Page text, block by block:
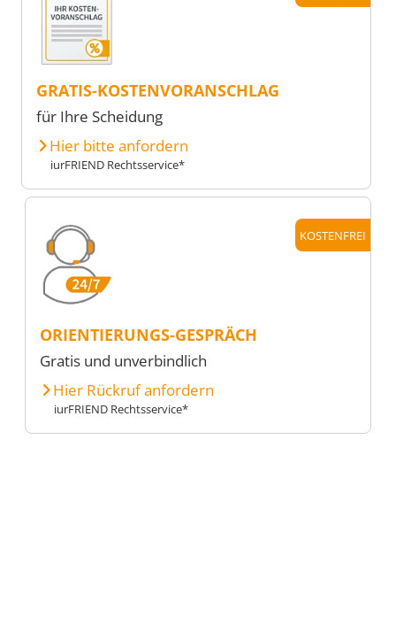
GRATIS-KOSTENVORANSCHLAG
für Ihre Scheidung
Hier bitte anfordern
iurFRIEND Rechtsservice*
KOSTENFREI
ORIENTIERUNGS-GESPRÄCH
Gratis und unverbindlich
Hier Rückruf anfordern
iurFRIEND Rechtsservice*